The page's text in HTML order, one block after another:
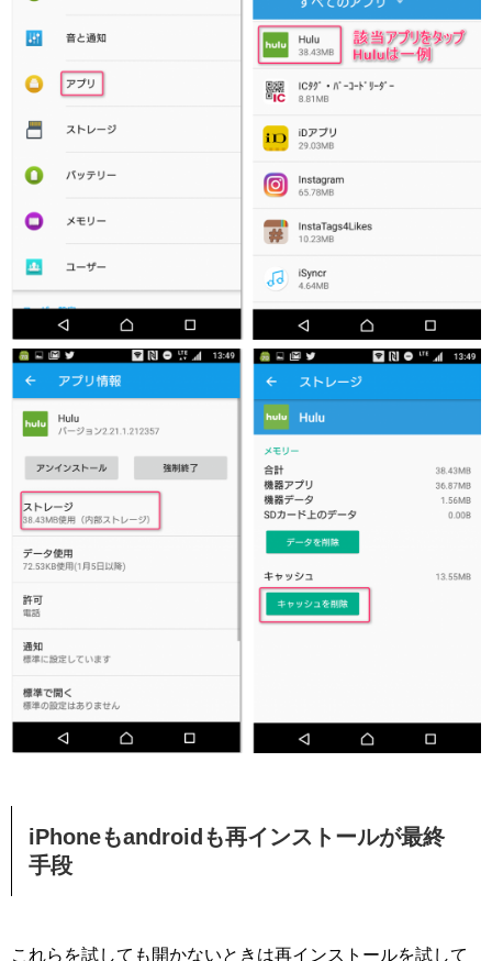
iPhoneもandroidも再インストールが最終
手段
これらを試しても開かないときは再インストールを試して